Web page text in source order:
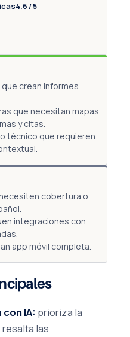
4.6 / 5
crean informes
que necesitan mapas
y citas.
técnico que requieren
cobertura o
integraciones con
app móvil completa.
IA: prioriza la
las